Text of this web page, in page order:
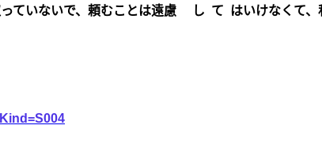
ていないで、頼むことは遠慮 し て はいけなくて、